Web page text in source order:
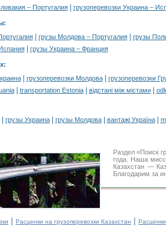
– Португалия| грузоперевозки Украина –
:
| грузы Молдова – Португалия|
грузы
| грузы Украина – Франция
:
| грузоперевозки Молдова|
грузоперевозки
| transportation Estonia| відстані між містами|
| грузы Украина| грузы Молдова| вантажі Україна|
Раздел «Поиск
года. Наша
Казахстан —
Благодарим за
| Расценки на грузоперевозки Казахстан |